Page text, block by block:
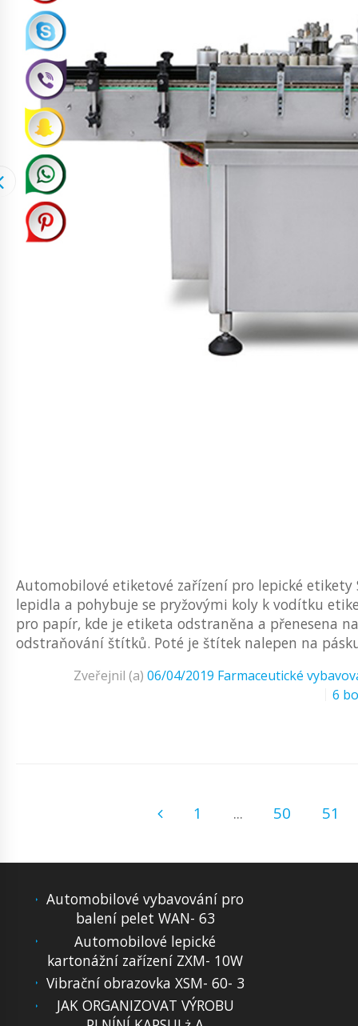
Automobilové etiketové zařízení pro lepické
lepidla a pohybuje se pryžovými koly k vodítku
pro papír, kde je etiketa odstraněna a přenesena
odstraňování štítků. Poté je štítek nalepen na
Zveřejnil (a) 06/04/2019 Farmaceutické
6
1 ... 50 51
Automobilové vybavování pro
balení pelet WAN- 63
Automobilové lepické
kartonážní zařízení ZXM- 10W
Vibrační obrazovka XSM- 60- 3
JAK ORGANIZOVAT VÝROBU